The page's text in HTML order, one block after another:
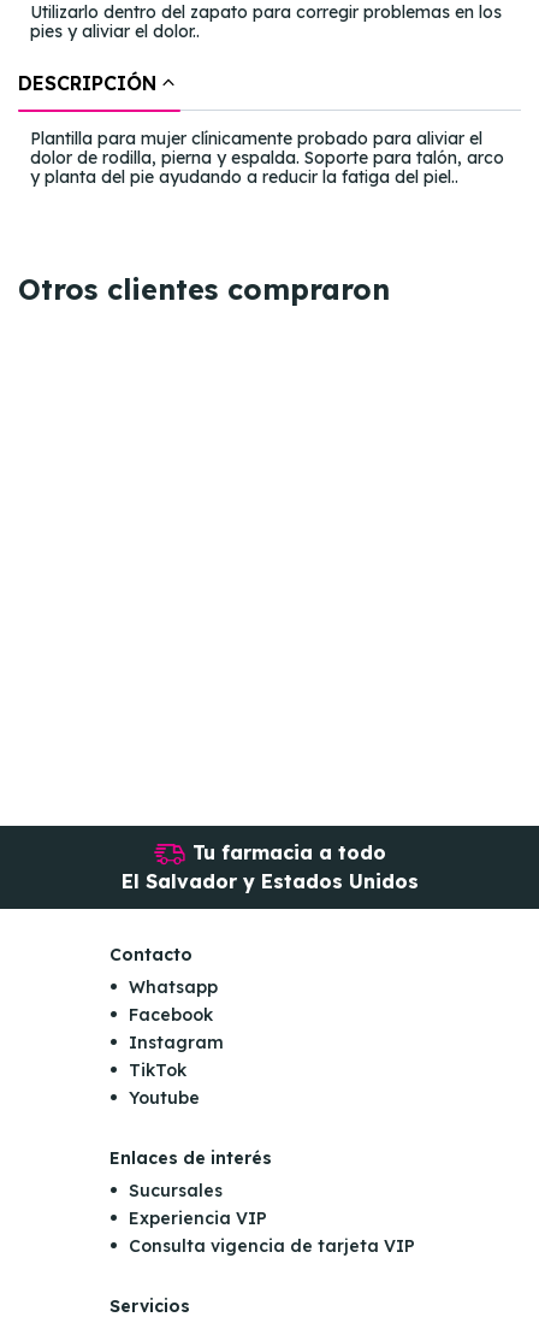
Utilizarlo dentro del zapato para corregir problemas en los
pies y aliviar el dolor..
DESCRIPCIÓN
Plantilla para mujer clínicamente probado para aliviar el
dolor de rodilla, pierna y espalda. Soporte para talón, arco
y planta del pie ayudando a reducir la fatiga del piel..
Otros clientes compraron
Tu farmacia a todo
El Salvador y Estados Unidos
Contacto
Whatsapp
Facebook
Instagram
TikTok
Youtube
Enlaces de interés
Sucursales
Experiencia VIP
Consulta vigencia de tarjeta VIP
Servicios